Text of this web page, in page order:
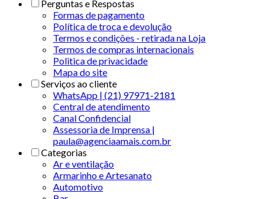
Perguntas e Respostas
Formas de pagamento
Política de troca e devolução
Termos e condições - retirada na Loja
Termos de compras internacionais
Politica de privacidade
Mapa do site
Serviços ao cliente
WhatsApp | (21) 97971-2181
Central de atendimento
Canal Confidencial
Assessoria de Imprensa |
paula@agenciaamais.com.br
Categorias
Ar e ventilação
Armarinho e Artesanato
Automotivo